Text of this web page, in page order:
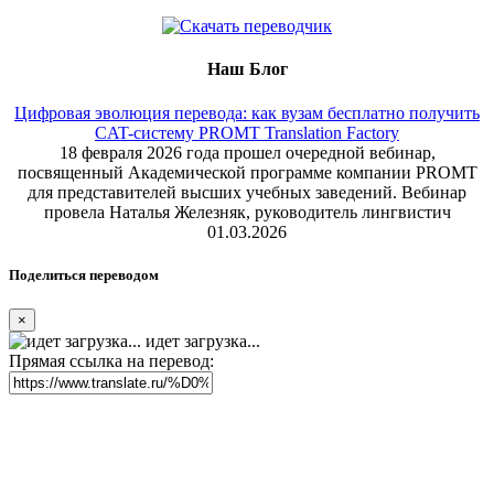
Наш Блог
Цифровая эволюция перевода: как вузам бесплатно получить
CAT-систему PROMT Translation Factory
18 февраля 2026 года прошел очередной вебинар,
посвященный Академической программе компании PROMT
для представителей высших учебных заведений. Вебинар
провела Наталья Железняк, руководитель лингвистич
01.03.2026
Поделиться переводом
×
идет загрузка...
Прямая ссылка на перевод: